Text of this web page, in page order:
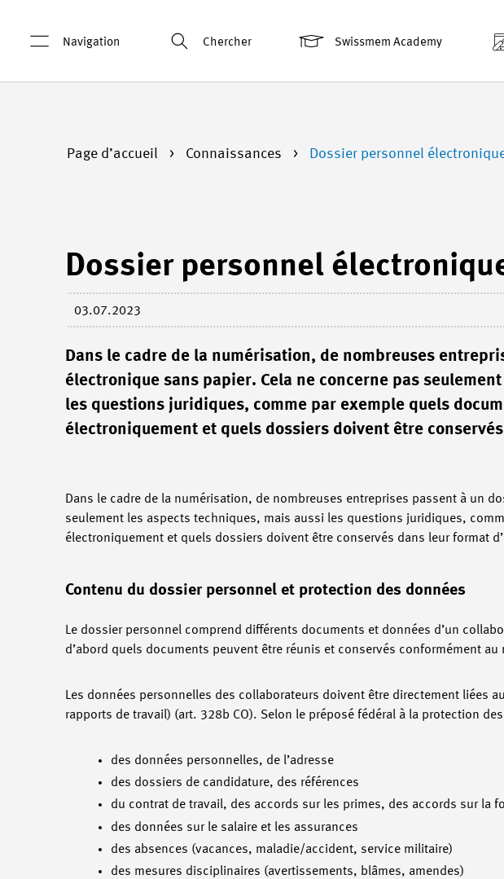
Navigation Chercher Swissmem Academy
Page d’accueil Connaissances Dossier personnel
Dossier personnel
03.07.2023
Dans le cadre de la numérisation, de nombreuses
électronique sans papier. Cela ne concerne pas
les questions juridiques, comme par exemple quels
électroniquement et quels dossiers doivent être
Dans le cadre de la numérisation, de nombreuses entreprises passent à un
seulement les aspects techniques, mais aussi les questions juridiques,
électroniquement et quels dossiers doivent être conservés dans leur format
Contenu du dossier personnel et protection des données
Le dossier personnel comprend différents documents et données d’un
d’abord quels documents peuvent être réunis et conservés conformément
Les données personnelles des collaborateurs doivent être directement liées
rapports de travail) (art. 328b CO). Selon le préposé fédéral à la protection
des données personnelles, de l’adresse
des dossiers de candidature, des références
du contrat de travail, des accords sur les primes, des accords sur la
des données sur le salaire et les assurances
des absences (vacances, maladie/accident, service militaire)
des mesures disciplinaires (avertissements, blâmes, amendes)